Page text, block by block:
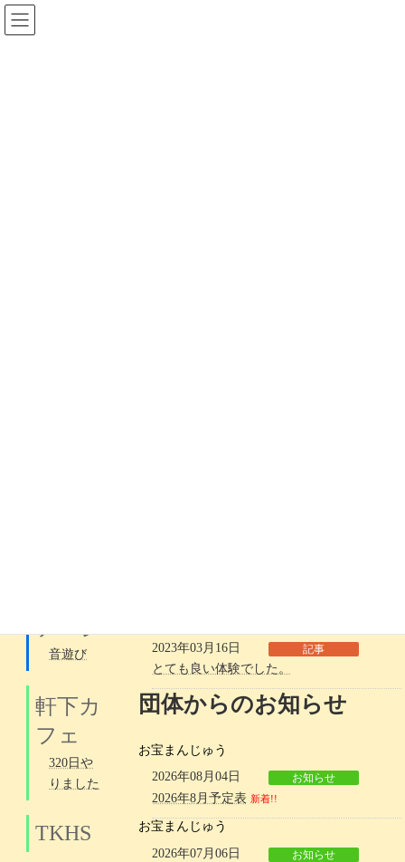
コ
ン
ナ
ビ
音遊び
軒下カ
フェ
320日や
りました
TKHS
2023年03月16日 記事
とても良い体験でした。
団体からのお知らせ
お宝まんじゅう
2026年08月04日
お知らせ
2026年8月予定表 新着!!
お宝まんじゅう
2026年07月06日
お知らせ